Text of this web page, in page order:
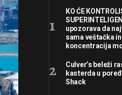
KO ĆE
upozorava da
sama veštačka
koncentracija
Culver’s beleži
kasterda u
Shack